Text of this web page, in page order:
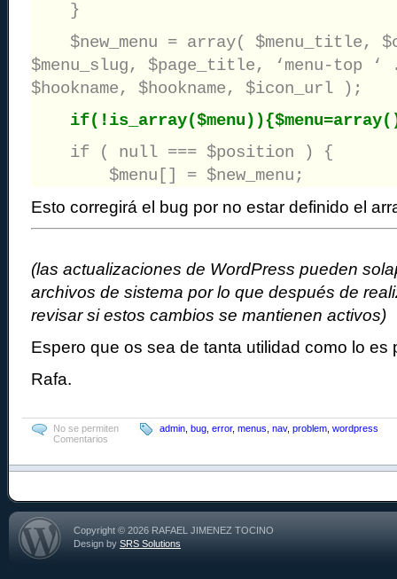
}
$new_menu = array( $menu_title,
$menu_slug, $page_title, ‘menu-top
$hookname, $hookname, $icon_url );
if ( null === $position ) {
$menu[] = $new_menu;
Esto corregirá el bug por no estar definido el
(las actualizaciones de WordPress pueden
archivos de sistema por lo que después de
revisar si estos cambios se mantienen activos)
Espero que os sea de tanta utilidad como lo es
Rafa.
No se permiten
Comentarios
admin bug error, menus nav, problem wordpress
Copyright © 2026 RAFAEL JIMENEZ TOCINO
Design by SRS Solutions